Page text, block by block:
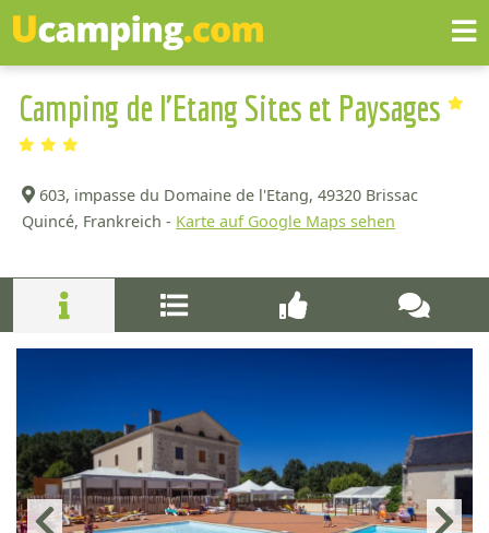
Camping de l'Etang Sites et Paysages
603, impasse du Domaine de l'Etang, 49320 Brissac
Quincé, Frankreich - Karte auf Google Maps sehen